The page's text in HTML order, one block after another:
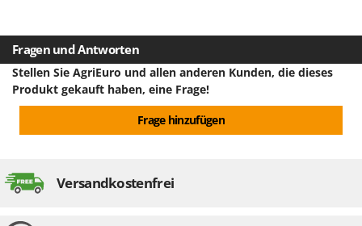
Palumbo Pavi
Partisani
Paterlini
Pramac
Fragen und Antworten
Stellen Sie AgriEuro und allen anderen Kunden, die dieses
Produkt gekauft haben, eine Frage!
Frage hinzufügen
Versandkostenfrei